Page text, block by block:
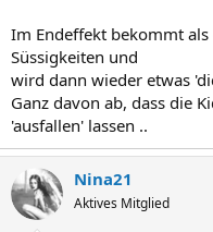
Im Endeffekt bekommt
Süssigkeiten und
wird dann wieder etwas
Ganz davon ab, dass die
'ausfallen' lassen ..
Nina21
Aktives Mitglied